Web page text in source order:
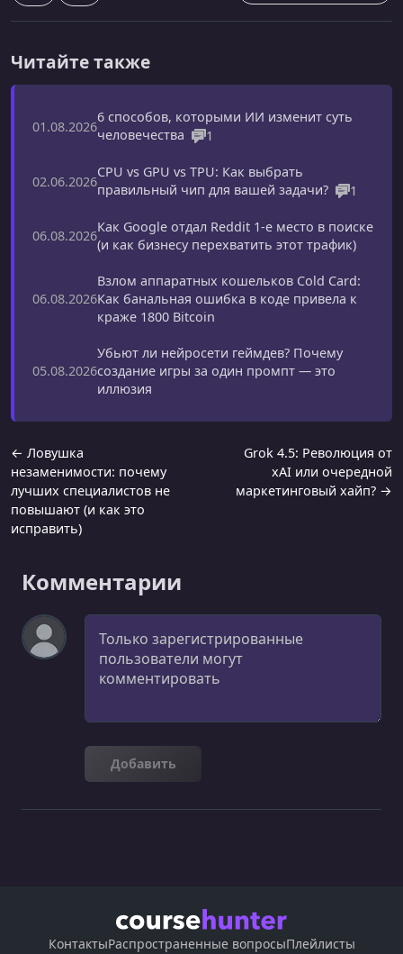
Читайте также
01.08.2026
6 способов, которыми ИИ изменит суть
человечества
1
02.06.2026
CPU vs GPU vs TPU: Как выбрать
правильный чип для вашей задачи?
1
06.08.2026
Как Google отдал Reddit 1-е место в поиске
(и как бизнесу перехватить этот трафик)
06.08.2026
Взлом аппаратных кошельков Cold Card:
Как банальная ошибка в коде привела к
краже 1800 Bitcoin
05.08.2026
Убьют ли нейросети геймдев? Почему
создание игры за один промпт — это
иллюзия
← Ловушка
незаменимости: почему
лучших специалистов не
повышают (и как это
исправить)
Grok 4.5: Революция от
xAI или очередной
маркетинговый хайп? →
Комментарии
Комментарий
Добавить
КонтактыРаспространенные вопросыПлейлисты